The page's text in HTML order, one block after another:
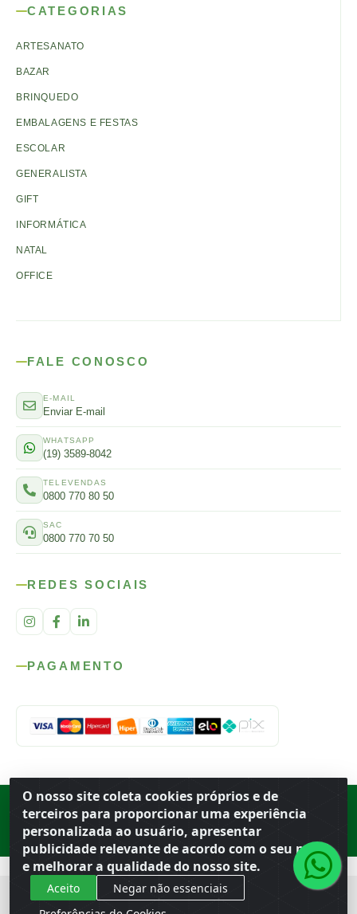
O nosso site coleta cookies próprios e de
terceiros para proporcionar uma experiência
personalizada ao usuário, apresentar
publicidade relevante de acordo com o seu perfil
e melhorar a qualidade do nosso site.
Aceito
Negar não essenciais
CATEGORIAS
ARTESANATO
BAZAR
BRINQUEDO
EMBALAGENS E FESTAS
ESCOLAR
GENERALISTA
GIFT
INFORMÁTICA
NATAL
OFFICE
FALE CONOSCO
E-MAIL
Enviar E-mail
WHATSAPP
(19) 3589-8042
TELEVENDAS
0800 770 80 50
SAC
0800 770 70 50
REDES SOCIAIS
PAGAMENTO
Rod. SP-215, s/n, km 98 — Área Rural Porto Ferreira ·BR
· CEP
· CNPJ 56.679.863/0001-91
© 2026 Atacado Ideal